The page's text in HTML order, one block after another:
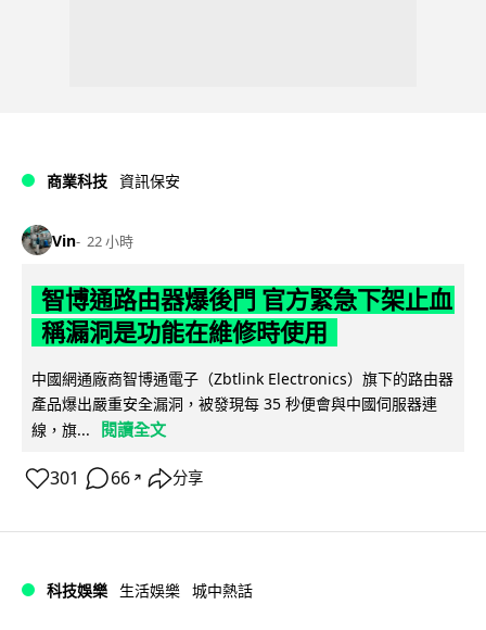
商業科技 資訊保安
Vin 22 小時
智博通路由器爆後門 官方緊急下架止血
稱漏洞是功能在維修時使用
中國網通廠商智博通電子（Zbtlink Electronics）旗下的路由器
產品爆出嚴重安全漏洞，被發現每 35 秒便會與中國伺服器連
線，旗...
閱讀全文
301 66 ↗ 分享
科技娛樂 生活娛樂 城中熱話